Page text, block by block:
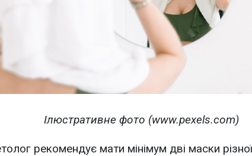
Ілюстративне фото (www.pexels.com)
рекомендує мати мінімум дві маски різної